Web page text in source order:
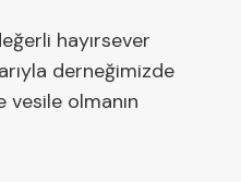
hayırsever
derneğimizde
olmanın